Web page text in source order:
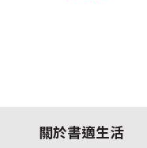
關於書適生活